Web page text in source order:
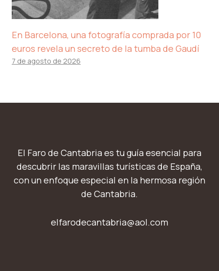
En Barcelona, ​​una fotografía comprada por 10
euros revela un secreto de la tumba de Gaudí
7 de agosto de 2026
El Faro de Cantabria es tu guía esencial para
descubrir las maravillas turísticas de España,
con un enfoque especial en la hermosa región
de Cantabria.
elfarodecantabria@aol.com